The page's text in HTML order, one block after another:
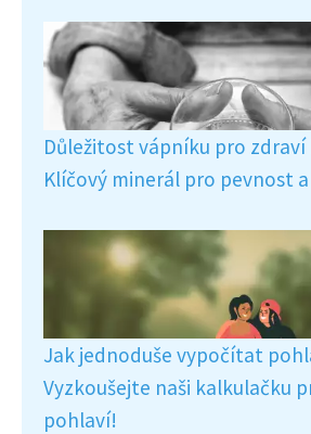
Důležitost vápníku pro zdraví
Klíčový minerál pro pevnost
Jak jednoduše vypočítat
Vyzkoušejte naši kalkulačku
pohlaví!